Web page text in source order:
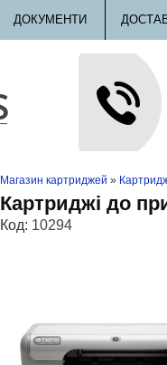
ДОКУМЕНТИ
Магазин картриджей »
Картриджі до
Код: 10294